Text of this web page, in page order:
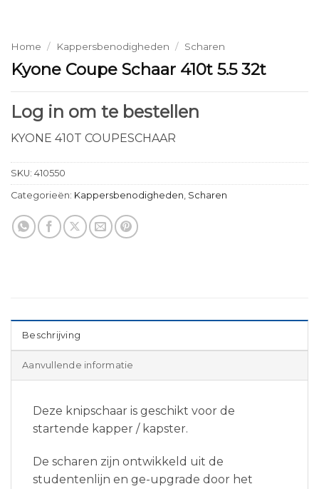
Home / Kappersbenodigheden / Scharen
Kyone Coupe Schaar 410t 5.5 32t
Log in om te bestellen
KYONE 410T COUPESCHAAR
SKU: 410550
Categorieën: Kappersbenodigheden Scharen
Beschrijving
Aanvullende informatie
Deze knipschaar is geschikt voor de
startende kapper / kapster.
De scharen zijn ontwikkeld uit de
studentenlijn en ge-upgrade door het